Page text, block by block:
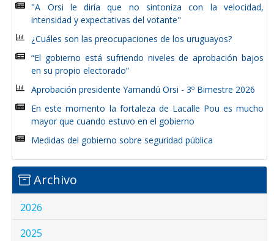
"A Orsi le diría que no sintoniza con la velocidad,
intensidad y expectativas del votante"
¿Cuáles son las preocupaciones de los uruguayos?
“El gobierno está sufriendo niveles de aprobación bajos
en su propio electorado”
Aprobación presidente Yamandú Orsi - 3º Bimestre 2026
En este momento la fortaleza de Lacalle Pou es mucho
mayor que cuando estuvo en el gobierno
Medidas del gobierno sobre seguridad pública
Archivo
2026
2025